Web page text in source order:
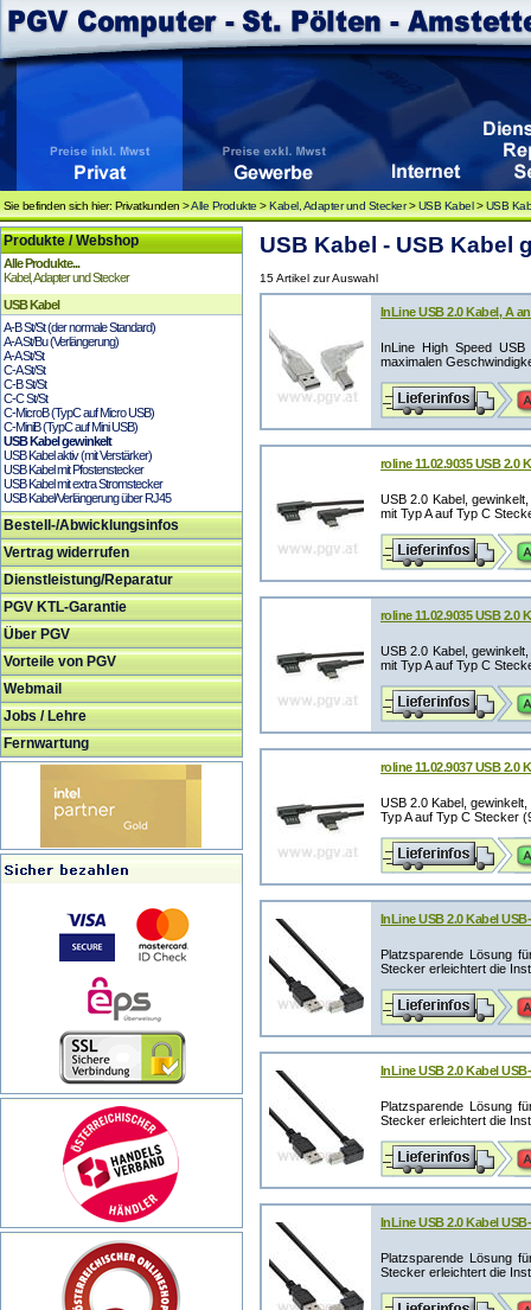
Sie befinden sich hier: Privatkunden >Alle Produkte >Kabel, Adapter und Stecker>USB Kabel>USB
Produkte / Webshop
Alle Produkte...
Kabel, Adapter und Stecker
USB Kabel
A-B St/St (der normale Standard)
A-A St/Bu (Verlängerung)
A-A St/St
C-A St/St
C-B St/St
C-C St/St
C-MicroB (TypC auf Micro USB)
C-MiniB (TypC auf Mini USB)
USB Kabel gewinkelt
USB Kabel aktiv (mit Verstärker)
USB Kabel mit Pfostenstecker
USB Kabel mit extra Stromstecker
USB Kabel/Verlängerung über RJ45
Bestell-/Abwicklungsinfos
Vertrag widerrufen
Dienstleistung/Reparatur
PGV KTL-Garantie
Über PGV
Vorteile von PGV
Webmail
Jobs / Lehre
Fernwartung
USB Kabel - USB Kabel
15 Artikel zur Auswahl
InLine USB 2.0 Kabel, A
InLine High Speed
maximalen
roline 11.02.9035 USB 2.0
USB 2.0 Kabel,
mit Typ A auf Typ C
roline 11.02.9035 USB 2.0
USB 2.0 Kabel,
mit Typ A auf Typ C
roline 11.02.9037 USB 2.0
USB 2.0 Kabel,
Typ A auf Typ C Stecker
InLine USB 2.0 Kabel
Platzsparende Lösung
Stecker erleichtert die
InLine USB 2.0 Kabel
Platzsparende Lösung
Stecker erleichtert die
InLine USB 2.0 Kabel
Platzsparende Lösung
Stecker erleichtert die